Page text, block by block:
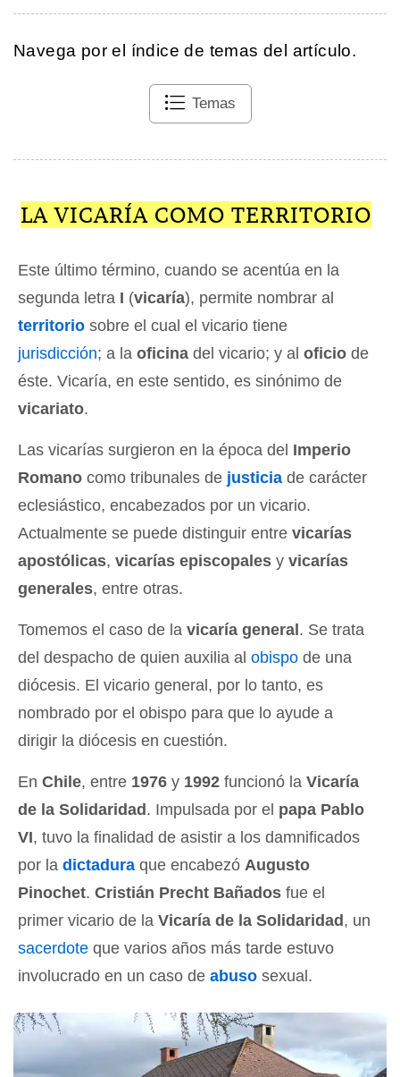
Navega por el índice de temas del artículo.
Temas
LA VICARÍA COMO TERRITORIO
Este último término, cuando se acentúa en la
segunda letra I (vicaría), permite nombrar al
territorio sobre el cual el vicario tiene
jurisdicción; a la oficina del vicario; y al oficio de
éste. Vicaría, en este sentido, es sinónimo de
vicariato.
Las vicarías surgieron en la época del Imperio
Romano como tribunales de justicia de carácter
eclesiástico, encabezados por un vicario.
Actualmente se puede distinguir entre vicarías
apostólicas, vicarías episcopales y vicarías
generales, entre otras.
Tomemos el caso de la vicaría general. Se trata
del despacho de quien auxilia al obispo de una
diócesis. El vicario general, por lo tanto, es
nombrado por el obispo para que lo ayude a
dirigir la diócesis en cuestión.
En Chile, entre 1976 y 1992 funcionó la Vicaría
de la Solidaridad. Impulsada por el papa Pablo
VI, tuvo la finalidad de asistir a los damnificados
por la dictadura que encabezó Augusto
Pinochet. Cristián Precht Bañados fue el
primer vicario de la Vicaría de la Solidaridad, un
sacerdote que varios años más tarde estuvo
involucrado en un caso de abuso sexual.